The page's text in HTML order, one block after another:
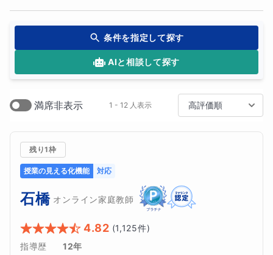
条件を指定して探す
AIと相談して探す
満席非表示 1 - 12 人表示 高評価順
残り1枠
授業の見える化機能 対応
石橋 オンライン家庭教師
4.82 (1,125件)
指導歴
12年